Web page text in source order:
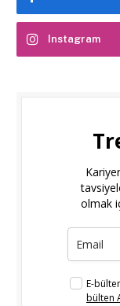
Instagram
olmak
E-
bülten